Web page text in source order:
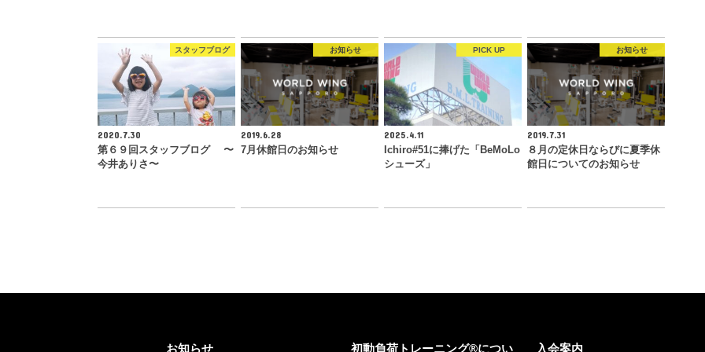
スタッフブログ
2020.7.30
第６９回スタッフブログ 〜
今井ありさ〜
お知らせ
2019.6.28
7月休館日のお知らせ
PICK UP
2025.4.11
Ichiro#51に捧げた「BeMoLo
シューズ」
お知らせ
2019.7.31
８月の定休日ならびに夏季休
館日についてのお知らせ
お知らせ 初動負荷トレーニング®につい 入会案内